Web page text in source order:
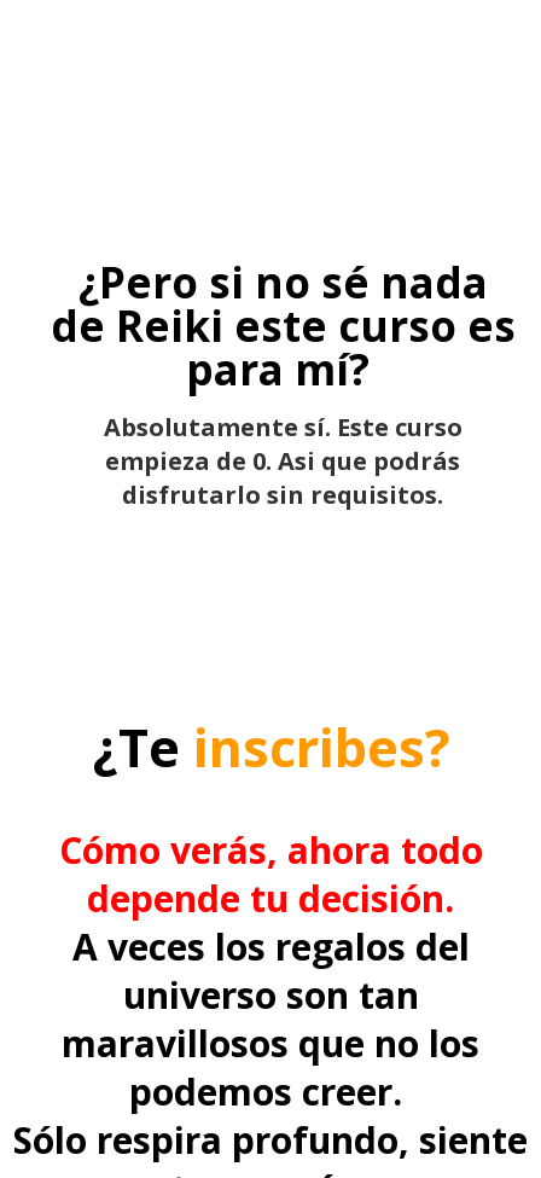
¿Pero si no sé nada
de Reiki este curso es
para mí?
Absolutamente sí. Este curso
empieza de 0. Asi que podrás
disfrutarlo sin requisitos.
¿Te inscribes?
Cómo verás, ahora todo
depende tu decisión.
A veces los regalos del
universo son tan
maravillosos que no los
podemos creer.
Sólo respira profundo, siente